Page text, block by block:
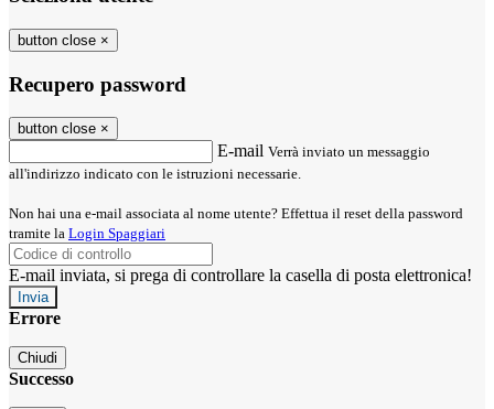
button close ×
Recupero password
button close ×
E-mail Verrà inviato un messaggio
all'indirizzo indicato con le istruzioni necessarie.
Non hai una e-mail associata al nome utente? Effettua il reset della password
tramite la Login Spaggiari
E-mail inviata, si prega di controllare la casella di posta elettronica!
Errore
Chiudi
Successo